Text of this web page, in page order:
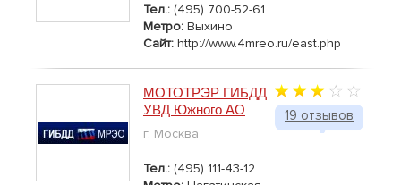
Тел.: (495) 700-52-61
Метро: Выхино
Сайт: http://www.4mreo.ru/east.php
19 отзывов
МОТОТРЭР ГИБДД
УВД Южного АО
г. Москва
Тел.: (495) 111-43-12